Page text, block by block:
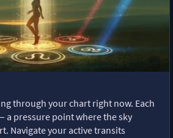
through your chart right now. Each
a pressure point where the sky
Navigate your active transits